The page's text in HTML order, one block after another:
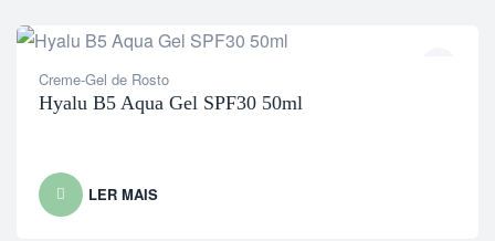
Creme-Gel de Rosto
Hyalu B5 Aqua Gel SPF30 50ml
LER MAIS